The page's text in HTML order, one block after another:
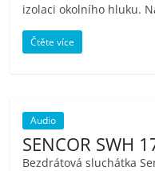
izolaci okolního hluku.
Čtěte více
Audio
SENCOR SWH
Bezdrátová sluchátka